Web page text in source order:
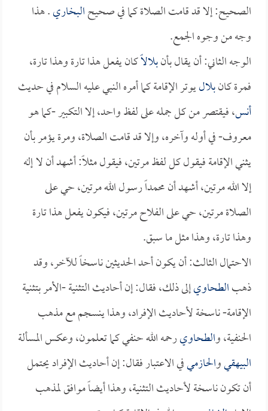
الصحيح: إلا قد قامت الصلاة كما في صحيحالبخاري. هذا
وجه من وجوه الجمع.
الوجه الثاني: أن يقال بأنبلالاًكان يفعل هذا تارة وهذا تارة،
فمرة كانبلاليوتر الإقامة كما أمره النبي عليه السلام في حديث
أنس، فيقتصر من كل جمله على لفظ واحد، إلا التكبير -كما هو
معروف- في أوله وآخره، وإلا قد قامت الصلاة، ومرة يؤمر بأن
يثني الإقامة فيقول كل لفظ مرتين، فيقول مثلاً: أشهد أن لا إله
إلا الله مرتين، أشهد أن محمداً رسول الله مرتين، حي على
الصلاة مرتين، حي على الفلاح مرتين، فيكون يفعل هذا تارة
وهذا تارة، وهذا مثل ما سبق.
الاحتمال الثالث: أن يكون أحد الحديثين ناسخاً للآخر، وقد
ذهبالطحاويإلى ذلك، فقال: إن أحاديث التثنية -الأمر بتثنية
الإقامة- ناسخة لأحاديث الإفراد، وهذا ينسجم مع مذهب
الحنفية، والطحاويرحمه الله حنفي كما تعلمون، وعكس المسألة
البيهقيوالحازميفي الاعتبار فقال: إن أحاديث الإفراد يحتمل
أن تكون ناسخة لأحاديث التثنية، وهذا أيضاً موافق لمذهب